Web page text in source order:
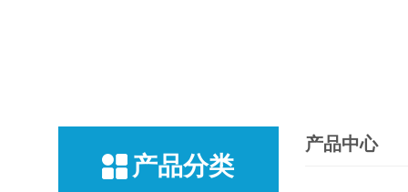
产品分类
产品中心